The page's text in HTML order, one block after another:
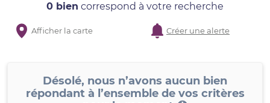
0 bien correspond à votre recherche
Afficher la carte Créer une alerte
Désolé, nous n’avons aucun bien
répondant à l’ensemble de vos critères